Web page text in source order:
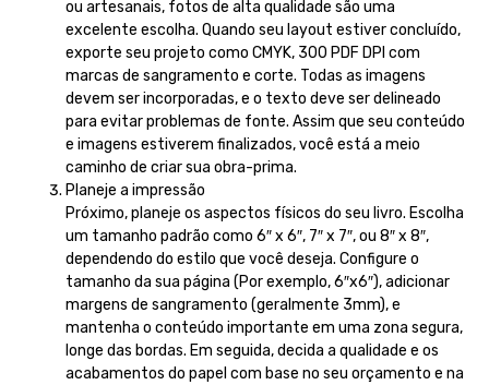
ou artesanais, fotos de alta qualidade são uma
excelente escolha. Quando seu layout estiver concluído,
exporte seu projeto como CMYK, 300 PDF DPI com
marcas de sangramento e corte. Todas as imagens
devem ser incorporadas, e o texto deve ser delineado
para evitar problemas de fonte. Assim que seu conteúdo
e imagens estiverem finalizados, você está a meio
caminho de criar sua obra-prima.
Planeje a impressão
Próximo, planeje os aspectos físicos do seu livro. Escolha
um tamanho padrão como 6″ x 6″, 7″ x 7″, ou 8″ x 8″,
dependendo do estilo que você deseja. Configure o
tamanho da sua página (Por exemplo, 6″x6″), adicionar
margens de sangramento (geralmente 3mm), e
mantenha o conteúdo importante em uma zona segura,
longe das bordas. Em seguida, decida a qualidade e os
acabamentos do papel com base no seu orçamento e na